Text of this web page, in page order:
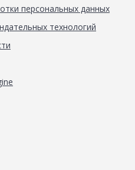
персональных данных
технологий